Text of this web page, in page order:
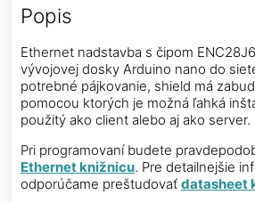
Popis
Ethernet nadstavba s čipom
vývojovej dosky Arduino nano do
potrebné pájkovanie, shield má
pomocou ktorých je možná ľahká
použitý ako client alebo aj ako server.
Pri programovaní budete
Ethernet knižnicu. Pre detailnejšie
odporúčame preštudovať datasheet